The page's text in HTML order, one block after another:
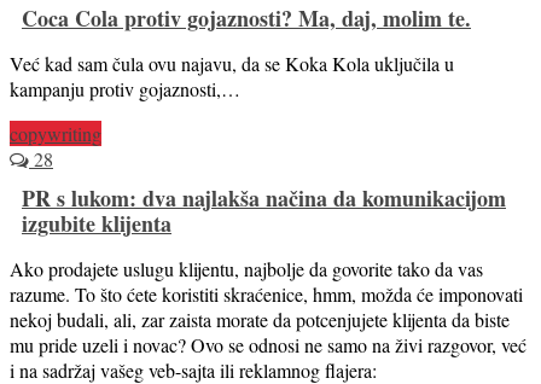
Coca Cola protiv gojaznosti? Ma, daj, molim te.
Već kad sam čula ovu najavu, da se Koka Kola uključila u
kampanju protiv gojaznosti,…
copywriting
28
PR s lukom: dva najlakša načina da komunikacijom
izgubite klijenta
Ako prodajete uslugu klijentu, najbolje da govorite tako da vas
razume. To što ćete koristiti skraćenice, hmm, možda će imponovati
nekoj budali, ali, zar zaista morate da potcenjujete klijenta da biste
mu pride uzeli i novac? Ovo se odnosi ne samo na živi razgovor, već
i na sadržaj vašeg veb-sajta ili reklamnog flajera: